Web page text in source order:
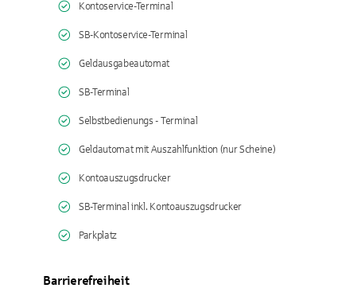
Kontoservice-Terminal
SB-Kontoservice-Terminal
Geldausgabeautomat
SB-Terminal
Selbstbedienungs - Terminal
Geldautomat mit Auszahlfunktion (nur Scheine)
Kontoauszugsdrucker
SB-Terminal inkl. Kontoauszugsdrucker
Parkplatz
Barrierefreiheit